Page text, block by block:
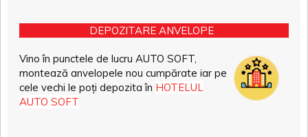
DEPOZITARE ANVELOPE
Vino în punctele de lucru AUTO SOFT,
montează anvelopele nou cumpărate iar pe
cele vechi le poți depozita în HOTELUL
AUTO SOFT